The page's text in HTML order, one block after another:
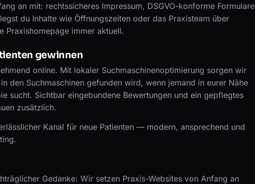
an mit: rechtssicheres Impressum, DSGVO-konforme Formulare
du Inhalte wie Öffnungszeiten oder das Praxisteam über
immer aktuell.
gewinnen
online. Mit lokaler Suchmaschinenoptimierung sorgen wir
den Suchmaschinen gefunden wird, wenn jemand in eurer Nähe
sucht. Sichtbar eingebundene Bewertungen und ein gepflegtes
zusätzlich.
Kanal für neue Patienten — modern, ansprechend und
Gedanke: Wir setzen Praxis-Websites von Anfang an